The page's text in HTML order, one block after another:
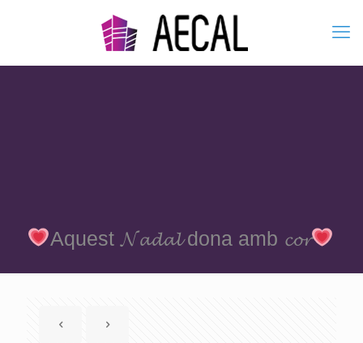
Aquest 𝓝𝓪𝓭𝓪𝓵 dona amb 𝓬𝓸𝓻